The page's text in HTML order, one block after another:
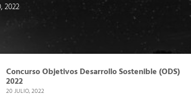
2022
Concurso Objetivos Desarrollo Sostenible (ODS)
2022
20 JULIO, 2022